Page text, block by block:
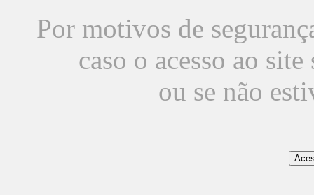
Por motivos de
caso o acesso ao
ou se não